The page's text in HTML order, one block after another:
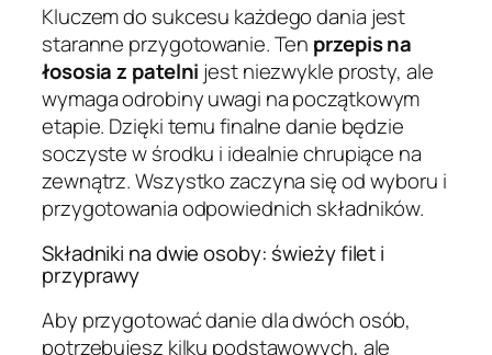
Kluczem do sukcesu każdego dania jest
staranne przygotowanie. Ten przepis na
łososia z patelni jest niezwykle prosty, ale
wymaga odrobiny uwagi na początkowym
etapie. Dzięki temu finalne danie będzie
soczyste w środku i idealnie chrupiące na
zewnątrz. Wszystko zaczyna się od wyboru i
przygotowania odpowiednich składników.
Składniki na dwie osoby: świeży filet i
przyprawy
Aby przygotować danie dla dwóch osób,
potrzebujesz kilku podstawowych, ale